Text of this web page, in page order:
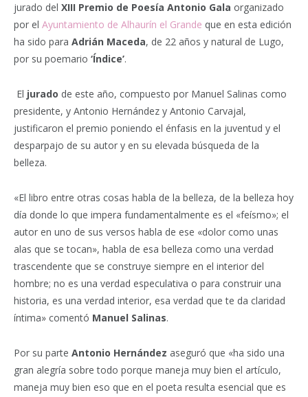
jurado del XIII Premio de Poesía Antonio Gala organizado
por el Ayuntamiento de Alhaurín el Grande que en esta edición
ha sido para Adrián Maceda, de 22 años y natural de Lugo,
por su poemario ‘Índice’.
El jurado de este año, compuesto por Manuel Salinas como
presidente, y Antonio Hernández y Antonio Carvajal,
justificaron el premio poniendo el énfasis en la juventud y el
desparpajo de su autor y en su elevada búsqueda de la
belleza.
«El libro entre otras cosas habla de la belleza, de la belleza hoy
día donde lo que impera fundamentalmente es el «feísmo»; el
autor en uno de sus versos habla de ese «dolor como unas
alas que se tocan», habla de esa belleza como una verdad
trascendente que se construye siempre en el interior del
hombre; no es una verdad especulativa o para construir una
historia, es una verdad interior, esa verdad que te da claridad
íntima» comentó Manuel Salinas.
Por su parte Antonio Hernández aseguró que «ha sido una
gran alegría sobre todo porque maneja muy bien el artículo,
maneja muy bien eso que en el poeta resulta esencial que es